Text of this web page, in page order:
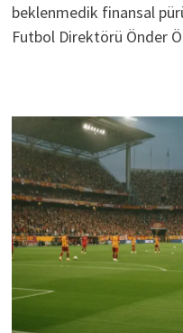
beklenmedik finansal
Futbol Direktörü Önder